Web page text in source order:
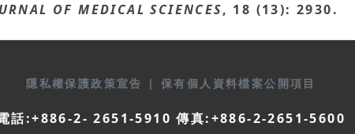
OF MEDICAL SCIENCES, 18 (13): 2930.
隱私權保護政策宣告 | 保有個人資料檔案公開項目
話:+886-2- 2651-5910 傳真:+886-2-2651-5600